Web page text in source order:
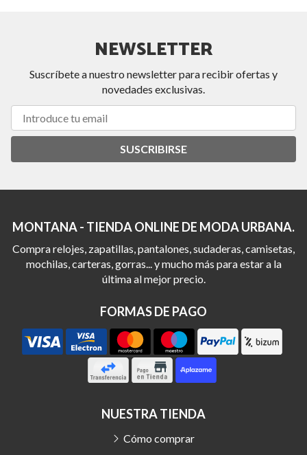
NEWSLETTER
Suscríbete a nuestro newsletter para recibir ofertas y
novedades exclusivas.
SUSCRIBIRSE
MONTANA - TIENDA ONLINE DE MODA URBANA.
Compra relojes, zapatillas, pantalones, sudaderas, camisetas,
mochilas, carteras, gorras... y mucho más para estar a la
última al mejor precio.
FORMAS DE PAGO
NUESTRA TIENDA
Cómo comprar